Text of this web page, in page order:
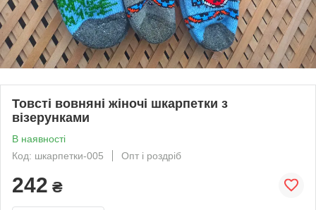
Товсті вовняні жіночі шкарпетки з
візерунками
В наявності
Код: шкарпетки-005
Опт і роздріб
242 ₴